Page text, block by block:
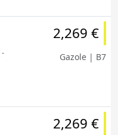
-
2,269 €
Gazole | B7
2,269 €